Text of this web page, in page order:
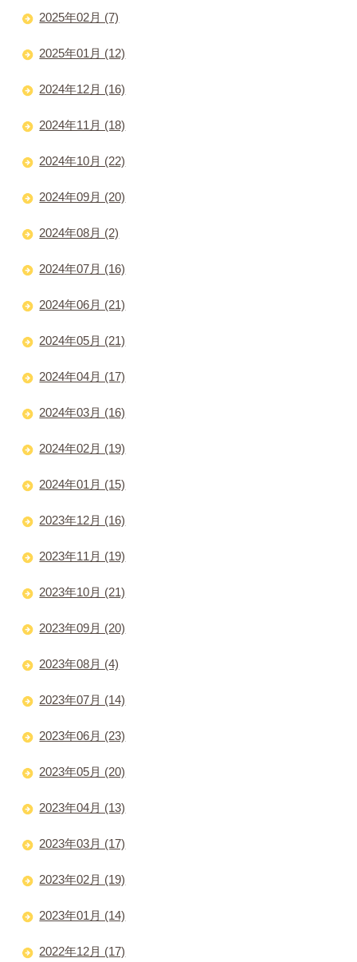
2025年02月 (7)
2025年01月 (12)
2024年12月 (16)
2024年11月 (18)
2024年10月 (22)
2024年09月 (20)
2024年08月 (2)
2024年07月 (16)
2024年06月 (21)
2024年05月 (21)
2024年04月 (17)
2024年03月 (16)
2024年02月 (19)
2024年01月 (15)
2023年12月 (16)
2023年11月 (19)
2023年10月 (21)
2023年09月 (20)
2023年08月 (4)
2023年07月 (14)
2023年06月 (23)
2023年05月 (20)
2023年04月 (13)
2023年03月 (17)
2023年02月 (19)
2023年01月 (14)
2022年12月 (17)